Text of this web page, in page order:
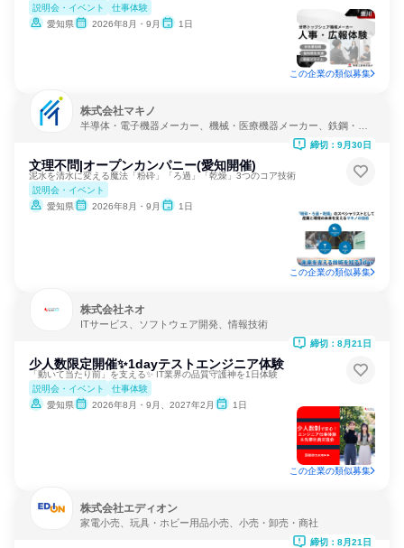
説明会・イベント
仕事体験
愛知県
2026年8月・9月 1日
この企業の類似募集
株式会社マキノ
半導体・電子機器メーカー、機械・医療機器メーカー、鉄鋼・金
文理不問|オープンカンパニー(愛知開催)
泥水を清水に変える魔法「粉砕」「ろ過」「乾燥」3つのコア技術
説明会・イベント
愛知県
2026年8月・9月 1日
締切：9月30日
この企業の類似募集
株式会社ネオ
ITサービス、ソフトウェア開発、情報技術
少人数限定開催✨1dayテストエンジニア体験
「動いて当たり前」を支える✨ IT業界の品質守護神を1日体験
説明会・イベント
仕事体験
愛知県
2026年8月・9月、2027年2月 1日
締切：8月21日
この企業の類似募集
株式会社エディオン
家電小売、玩具・ホビー用品小売、小売・卸売・商社
締切：8月21日